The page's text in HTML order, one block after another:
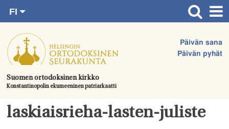
suoraan
sisältöön.
Suomen ortodoksinen kirkko
Konstantinopolin ekumeeninen patriarkaatti
Päivän sana
Päivän pyhät
FI
SV
EN
UA
Etusivu
Ajankohtaista
Juhlat & toimitukset
Kirkot
laskiaisrieha-lasten-juliste